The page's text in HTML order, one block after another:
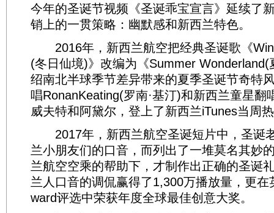
今年的圣诞节视频《圣诞乖宝宣言》延续了
销上的一贯策略：幽默感和新西兰特色。
2016年，新西兰航空把经典圣诞歌《
(冬日仙境)》改编为《Summer Wonderland(
绍南北半球季节差异带来的夏季圣诞节奇特
唱RonanKeating(罗南·基汀)和新西兰童星翻
威夫特和阿黛尔，登上了新西兰iTunes当周
2017年，新西兰航空圣诞短片中，圣诞
兰小朋友们的口音，而列出了一堆莫名其妙
兰航空空乘的帮助下，才制作出正确的圣
兰人口音的调侃赢得了1,300万播放量，更在
ward评选中荣获年度全球最佳创意大奖。